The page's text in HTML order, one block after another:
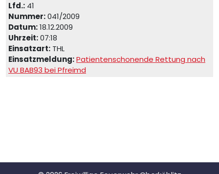
Lfd.: 41
Nummer:041/2009
Datum:18.12.2009
Uhrzeit:07:18
Einsatzart: THL
Einsatzmeldung:Patientenschonende Rettung nach
VU BAB93 bei Pfreimd